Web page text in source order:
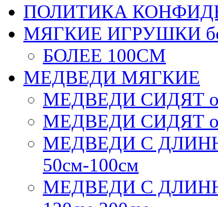
ПОЛИТИКА
МЯГКИЕ ИГРУШКИ
БОЛЕЕ 100СМ
МЕДВЕДИ МЯГКИЕ
МЕДВЕДИ СИДЯТ
МЕДВЕДИ СИДЯТ
МЕДВЕДИ С
50см-100см
МЕДВЕДИ С